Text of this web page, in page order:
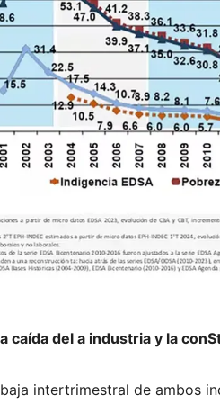
caída del a industria y la
intertrimestral de ambos